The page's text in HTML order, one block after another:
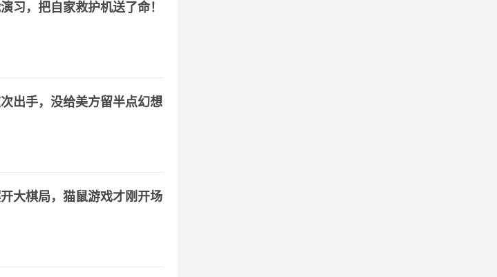
习，把自家救护机送了命！
出手，没给美方留半点幻想
大棋局，猫鼠游戏才刚开场